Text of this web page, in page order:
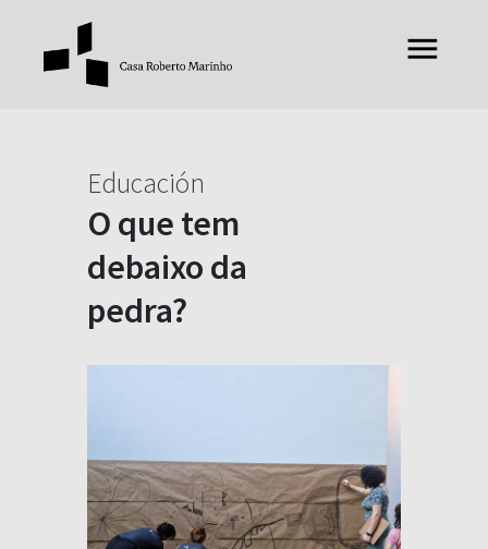
Educación
O que tem
debaixo da
pedra?